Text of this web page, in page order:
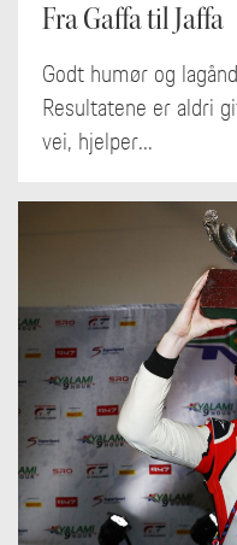
Fra Gaffa til Jaffa
Godt humør og
Resultatene er aldri
vei, hjelper...